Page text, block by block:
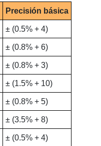
Precisión básica
± (0.5% + 4)
± (0.8% + 6)
± (0.8% + 3)
± (1.5% + 10)
± (0.8% + 5)
± (3.5% + 8)
± (0.5% + 4)